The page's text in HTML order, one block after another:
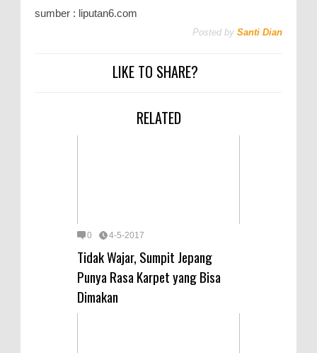
sumber : liputan6.com
Posted by Santi Dian
LIKE TO SHARE?
RELATED
0 4-5-2017
Tidak Wajar, Sumpit Jepang
Punya Rasa Karpet yang Bisa
Dimakan